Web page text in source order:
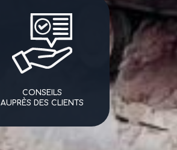
CONSEILS
AUPRÈS DES CLIENTS